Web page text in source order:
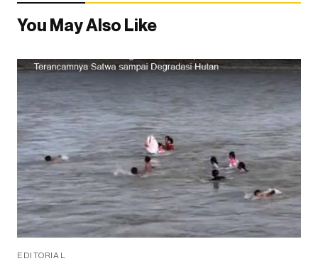
You May Also Like
EDITORIAL